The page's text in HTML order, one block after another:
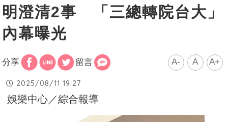
明澄清2事 「三總轉院台大」
內幕曝光
分享 留言 A- A A+
2025/08/11 19:27
娛樂中心／綜合報導